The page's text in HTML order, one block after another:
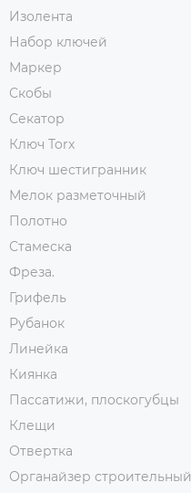
Изолента
Набор ключей
Маркер
Скобы
Секатор
Ключ Torx
Ключ шестигранник
Мелок разметочный
Полотно
Стамеска
Фреза.
Грифель
Рубанок
Линейка
Киянка
Пассатижи, плоскогубцы
Клещи
Отвертка
Органайзер строительный